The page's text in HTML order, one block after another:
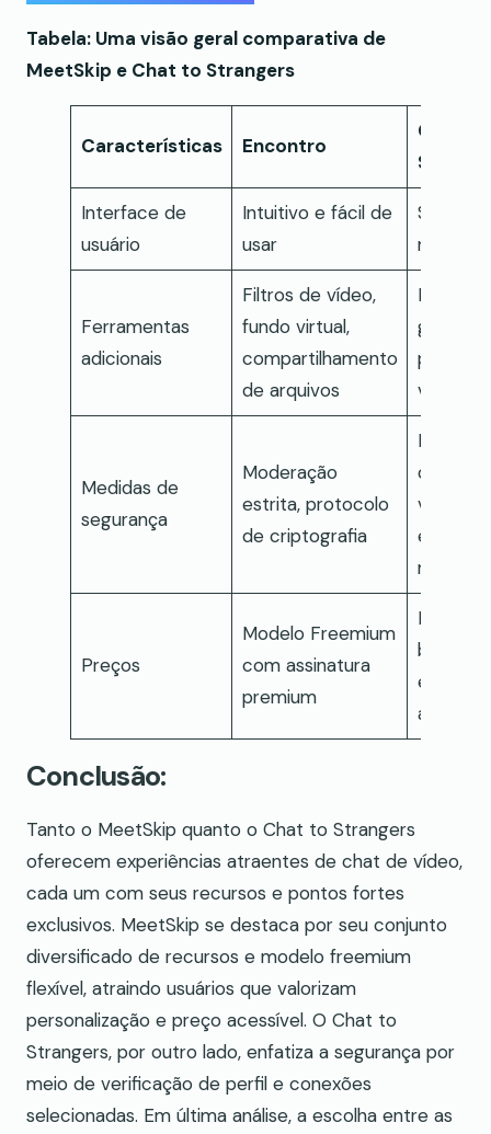
Tabela: Uma visão geral comparativa de
MeetSkip e Chat to Strangers
Características Encontro
Chat to
Interface de
usuário
Intuitivo e fácil de
usar
Simples
Ferramentas
adicionais
Filtros de vídeo,
fundo virtual,
compartilhamento
de arquivos
Filtros
gênero,
perfis
Medidas de
segurança
Moderação
estrita, protocolo
de criptografia
de
equipe
Preços
Modelo Freemium
com assinatura
premium
Plano
baseado
em
Conclusão:
Tanto o MeetSkip quanto o Chat to Strangers
oferecem experiências atraentes de chat de vídeo,
cada um com seus recursos e pontos fortes
exclusivos. MeetSkip se destaca por seu conjunto
diversificado de recursos e modelo freemium
flexível, atraindo usuários que valorizam
personalização e preço acessível. O Chat to
Strangers, por outro lado, enfatiza a segurança por
meio de verificação de perfil e conexões
selecionadas. Em última análise, a escolha entre as